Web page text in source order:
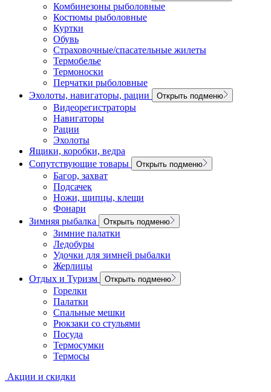
Комбинезоны рыболовные
Костюмы рыболовные
Куртки
Обувь
Страховочные/спасательные жилеты
Термобелье
Термоноски
Перчатки рыболовные
Эхолоты, навигаторы, рации
Открыть подменю
Видеорегистраторы
Навигаторы
Рации
Эхолоты
Ящики, коробки, ведра
Сопутствующие товары
Открыть подменю
Багор, захват
Подсачек
Ножи, щипцы, клещи
Фонари
Зимняя рыбалка
Открыть подменю
Зимние палатки
Ледобуры
Удочки для зимней рыбалки
Жерлицы
Отдых и Туризм
Открыть подменю
Горелки
Палатки
Спальные мешки
Рюкзаки со стульями
Посуда
Термосумки
Термосы
Акции и скидки